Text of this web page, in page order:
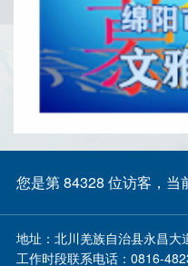
您是第 84328 位访客，当
地址： 北川羌族自治县永昌大
工作时段联系电话： 0816-